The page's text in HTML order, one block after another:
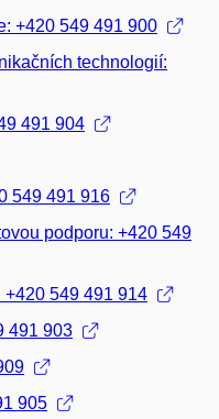
+420 549 491 900
technologií:
491 904
549 491 916
podporu: +420 549
549 491 914
491 903
905